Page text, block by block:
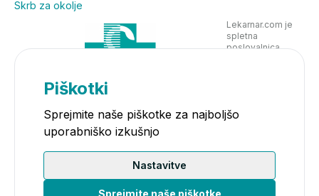
Skrb za okolje
Lekarnar.com je
spletna
poslovalnica
Piškotki
Sprejmite naše piškotke za najboljšo
uporabniško izkušnjo
Nastavitve
Sprejmite naše piškotke